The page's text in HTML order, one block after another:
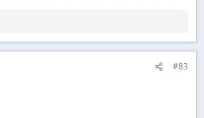
#83